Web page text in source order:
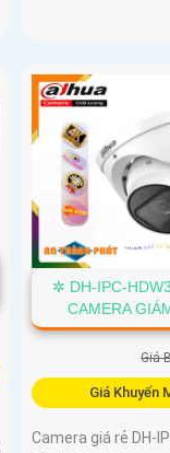
✲ DH-IPC-
CAMERA
Giá
Giá Khuyến
Camera giá rẻ DH-